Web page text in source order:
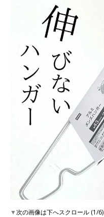
▼次の画像は下へスクロール (1/6)